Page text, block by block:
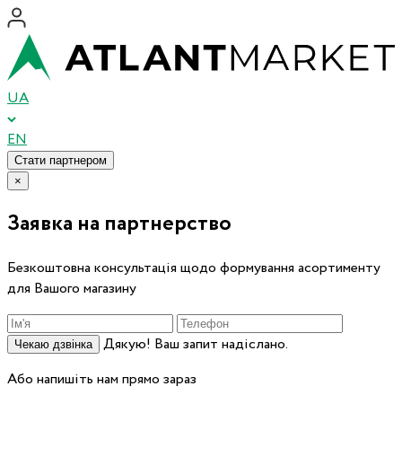
UA
EN
Стати партнером
×
Заявка на партнерство
Безкоштовна консультація щодо формування асортименту
для Вашого магазину
Чекаю дзвінка
Дякую! Ваш запит надіслано.
Або напишіть нам прямо зараз